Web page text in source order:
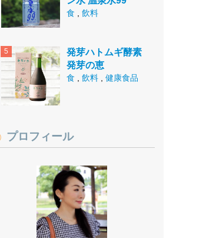
食 飲料
発芽ハトムギ酵素
発芽の恵
食 飲料 健康食品
プロフィール